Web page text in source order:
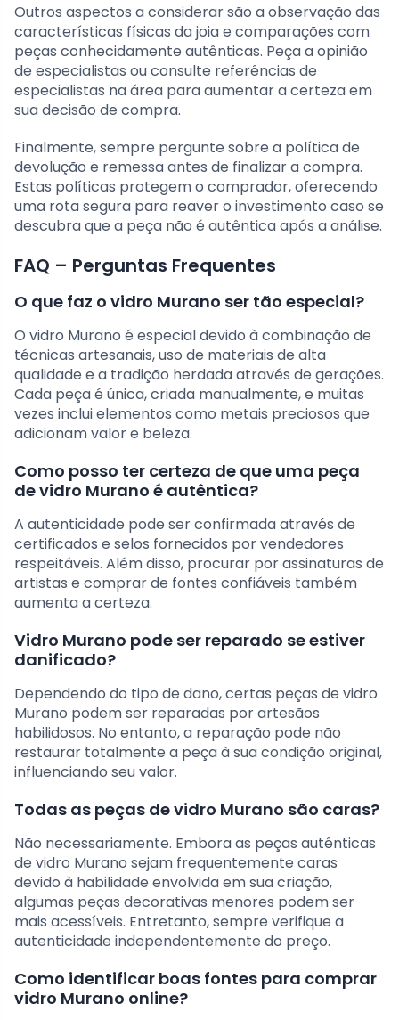
Outros aspectos a considerar são a observação das
características físicas da joia e comparações com
peças conhecidamente autênticas. Peça a opinião
de especialistas ou consulte referências de
especialistas na área para aumentar a certeza em
sua decisão de compra.
Finalmente, sempre pergunte sobre a política de
devolução e remessa antes de finalizar a compra.
Estas políticas protegem o comprador, oferecendo
uma rota segura para reaver o investimento caso se
descubra que a peça não é autêntica após a análise.
FAQ – Perguntas Frequentes
O que faz o vidro Murano ser tão especial?
O vidro Murano é especial devido à combinação de
técnicas artesanais, uso de materiais de alta
qualidade e a tradição herdada através de gerações.
Cada peça é única, criada manualmente, e muitas
vezes inclui elementos como metais preciosos que
adicionam valor e beleza.
Como posso ter certeza de que uma peça
de vidro Murano é autêntica?
A autenticidade pode ser confirmada através de
certificados e selos fornecidos por vendedores
respeitáveis. Além disso, procurar por assinaturas de
artistas e comprar de fontes confiáveis também
aumenta a certeza.
Vidro Murano pode ser reparado se estiver
danificado?
Dependendo do tipo de dano, certas peças de vidro
Murano podem ser reparadas por artesãos
habilidosos. No entanto, a reparação pode não
restaurar totalmente a peça à sua condição original,
influenciando seu valor.
Todas as peças de vidro Murano são caras?
Não necessariamente. Embora as peças autênticas
de vidro Murano sejam frequentemente caras
devido à habilidade envolvida em sua criação,
algumas peças decorativas menores podem ser
mais acessíveis. Entretanto, sempre verifique a
autenticidade independentemente do preço.
Como identificar boas fontes para comprar
vidro Murano online?